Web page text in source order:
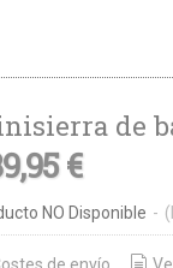
de
€
NO Disponible -